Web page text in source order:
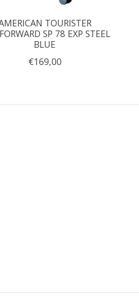
TOURISTER
SP 78 EXP STEEL
BLUE
€169,00